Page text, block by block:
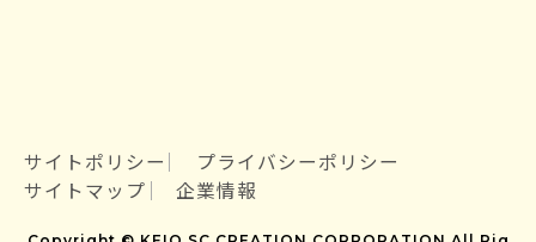
サイトポリシー
プライバシーポリシー
サイトマップ
企業情報